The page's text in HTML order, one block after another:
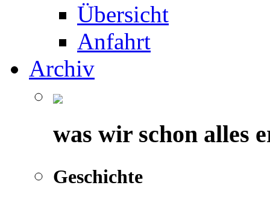
Übersicht
Anfahrt
Archiv
was wir schon alles
Geschichte